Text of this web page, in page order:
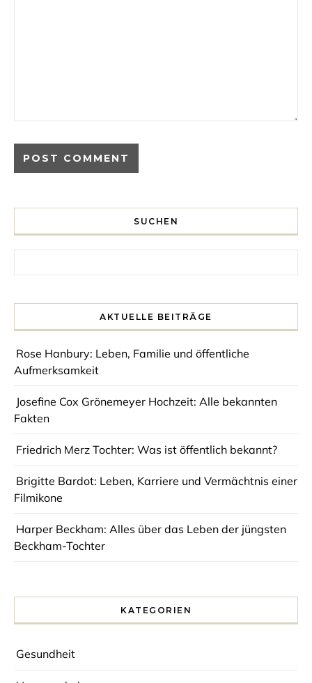
SUCHEN
AKTUELLE BEITRÄGE
Rose Hanbury: Leben, Familie und öffentliche
Aufmerksamkeit
Josefine Cox Grönemeyer Hochzeit: Alle bekannten
Fakten
Friedrich Merz Tochter: Was ist öffentlich bekannt?
Brigitte Bardot: Leben, Karriere und Vermächtnis einer
Filmikone
Harper Beckham: Alles über das Leben der jüngsten
Beckham-Tochter
KATEGORIEN
Gesundheit